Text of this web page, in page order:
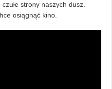
strony naszych dusz.
osiągnąć kino.